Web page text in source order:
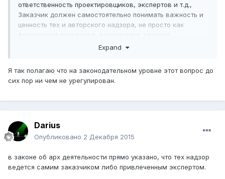
ответственность проектировщиков, экспертов и т.д.,
Заказчик должен самостоятельно понимать важность и
ценность тех и авторского надзора, не просто как
формальная процедура, а процедура, которая
действительно влияет на качество выполняемых СМР и
Expand
Я так полагаю что на законодательном уровне этот вопрос до
сих пор ни чем не урегулирован.
Darius
Опубликовано 2 Декабря 2015
в законе об арх деятельности прямо указано, что тех надзор
ведется самим заказчиком либо привлеченным экспертом.